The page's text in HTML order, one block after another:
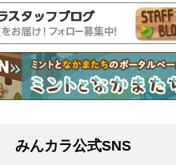
みんカラ公式SNS